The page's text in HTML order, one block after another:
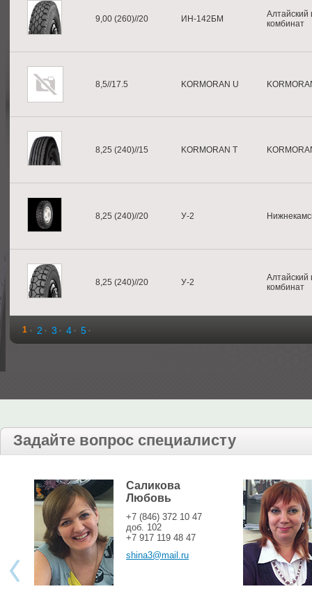
9,00 (260)//20 ИН-142БМ
комбинат
8,5//17.5 KORMORAN U
8,25 (240)//15 KORMORAN T
8,25 (240)//20 У-2
8,25 (240)//20 У-2
комбинат
1 2 3 4 5
Задайте вопрос специалисту
Саликова
Любовь
+7 (846) 372 10 47
доб. 102
+7 917 119 48 47
shina3@mail.ru